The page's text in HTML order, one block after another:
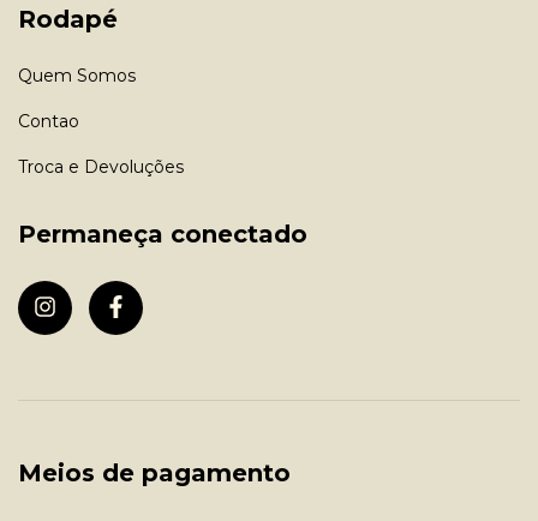
Rodapé
Quem Somos
Contao
Troca e Devoluções
Permaneça conectado
Meios de pagamento